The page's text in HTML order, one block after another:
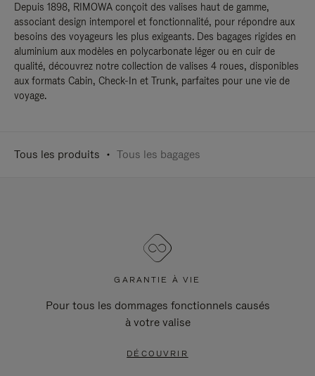
Depuis 1898, RIMOWA conçoit des valises haut de gamme,
associant design intemporel et fonctionnalité, pour répondre aux
besoins des voyageurs les plus exigeants. Des bagages rigides en
aluminium aux modèles en polycarbonate léger ou en cuir de
qualité, découvrez notre collection de valises 4 roues, disponibles
aux formats Cabin, Check-In et Trunk, parfaites pour une vie de
voyage.
Tous les produits Tous les bagages
GARANTIE À VIE
Pour tous les dommages fonctionnels causés
à votre valise
DÉCOUVRIR